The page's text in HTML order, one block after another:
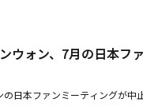
を残していたが、ユ・ジュン
ける数十本のオーディション
唯一」と答えたという。制作会
かかわらず、ユ・ジュンウォ
態解決に向けた責任ある姿勢
など、話題性を証明していた
るよう全面的に支援するとい
、翌日知人を通じて「契約期
通常、アルバム1枚を企画し
ファンミーティングを強行し
提供で発覚した」と明らかにし
準備してきたファンミーティ
ファンミーティングを開催す
内の会社を変えて緻密かつ巧
ウォン、7月の日本フ
の日本ファンミーティングが中